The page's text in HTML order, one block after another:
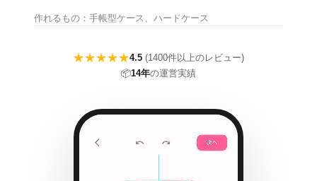
作れるもの：手帳型ケース、ハードケース
★★★★★4.5 (1400件以上のレビュー)
📦14年の運営実績